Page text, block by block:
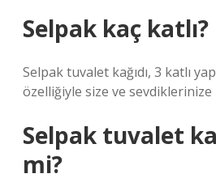
Selpak kaç katlı?
Selpak tuvalet kağıdı, 3 katlı
özelliğiyle size ve
Selpak tuvalet
mi?